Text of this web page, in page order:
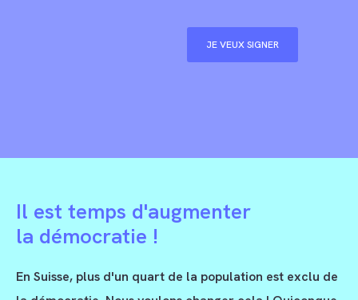
JE VEUX SIGNER
Il est temps d'augmenter
la démocratie !
En Suisse, plus d'un quart de la population est exclu de